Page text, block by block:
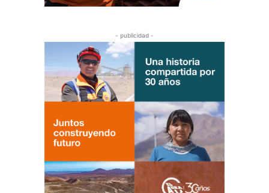
- publicidad -